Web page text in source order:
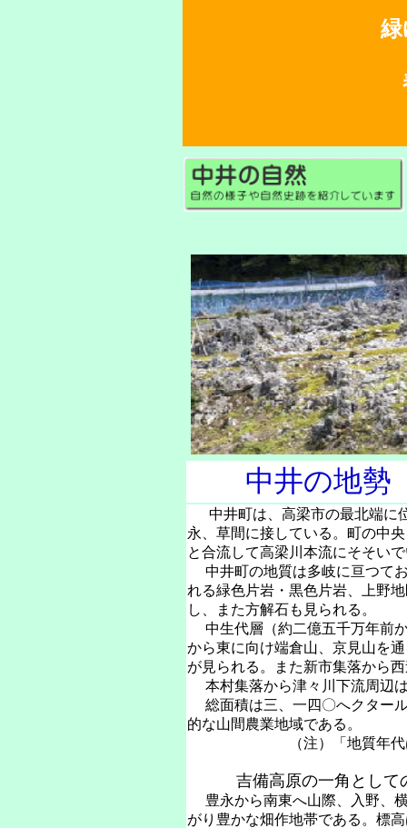
中井の地勢
中井町は、高梁市の最北端に位
永、草間に接している。町の中
と合流して高梁川本流にそそい
中井町の地質は多岐に亘つて
れる緑色片岩・黒色片岩、上野
し、また方解石も見られる。
中生代層（約二億五千万年前
から東に向け端倉山、京見山を
が見られる。また新市集落から
本村集落から津々川下流周辺
総面積は三、一四〇へクター
的な山間農業地域である。
（注）「地質年代は、
吉備高原の一角とし
豊永から南東へ山際、入野、
がり豊かな畑作地帯である。標